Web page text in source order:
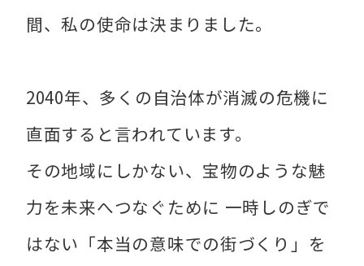
間、私の使命は決まりました。
2040年、多くの自治体が消滅の危機に
直面すると言われています。
その地域にしかない、宝物のような魅
力を未来へつなぐために 一時しのぎで
はない「本当の意味での街づくり」を